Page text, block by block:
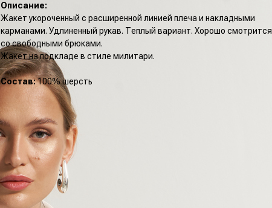
Описание:
Жакет укороченный с расширенной линией плеча и накладными
карманами. Удлиненный рукав. Теплый вариант. Хорошо смотрится
со свободными брюками.
Жакет на подкладе в стиле милитари.
Состав:100% шерсть